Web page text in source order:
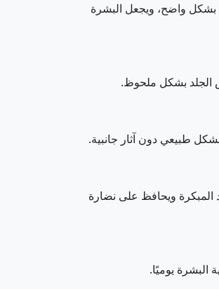
بشكل واضح، ويجعل البشرة
الجلد بشكل ملحوظ.
طبيعي دون آثار جانبية.
ويحافظ على نضارة
البشرة يوميًا.